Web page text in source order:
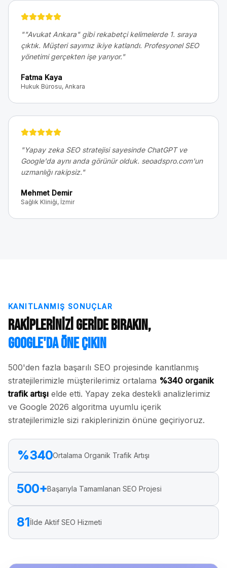
""Avukat Ankara" gibi rekabetçi kelimelerde 1. sıraya
çıktık. Müşteri sayımız ikiye katlandı. Profesyonel SEO
yönetimi gerçekten işe yarıyor."
Fatma Kaya
Hukuk Bürosu, Ankara
"Yapay zeka SEO stratejisi sayesinde ChatGPT ve
Google'da aynı anda görünür olduk. seoadspro.com'un
uzmanlığı rakipsiz."
Mehmet Demir
Sağlık Kliniği, İzmir
KANITLANMIŞ SONUÇLAR
Rakiplerinizi Geride Bırakın,
Google'da Öne Çıkın
500'den fazla başarılı SEO projesinde kanıtlanmış
stratejilerimizle müşterilerimiz ortalama %340 organik
trafik artışı elde etti. Yapay zeka destekli analizlerimiz
ve Google 2026 algoritma uyumlu içerik
stratejilerimizle sizi rakiplerinizin önüne geçiriyoruz.
%340Ortalama Organik Trafik Artışı
500+Başarıyla Tamamlanan SEO Projesi
81İlde Aktif SEO Hizmeti